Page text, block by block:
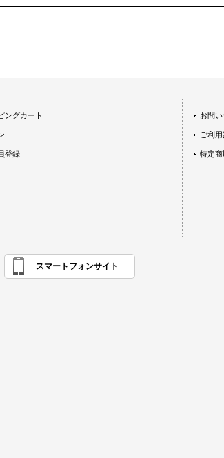
ングカート
登録
お問
ご利用
特定
スマートフォンサイト